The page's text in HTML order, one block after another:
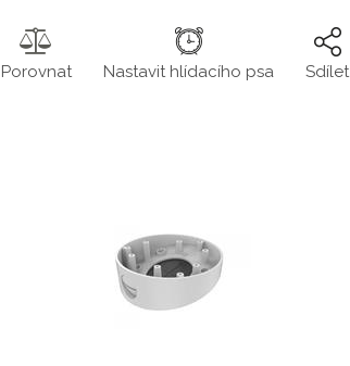
Porovnat Nastavit hlídacího psa Sdílet